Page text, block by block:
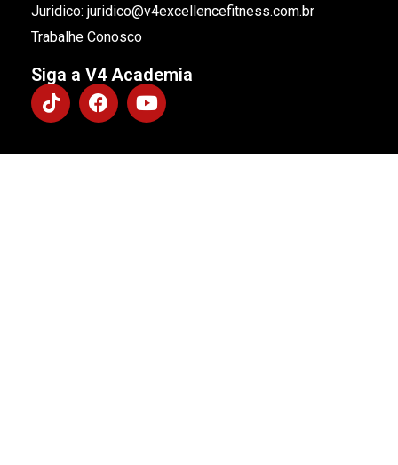
Juridico: juridico@v4excellencefitness.com.br
Trabalhe Conosco
Siga a V4 Academia